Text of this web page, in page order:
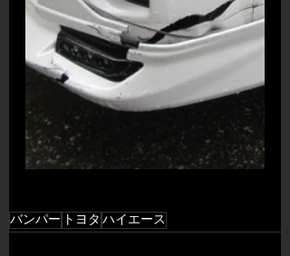
バンパー トヨタ ハイエース